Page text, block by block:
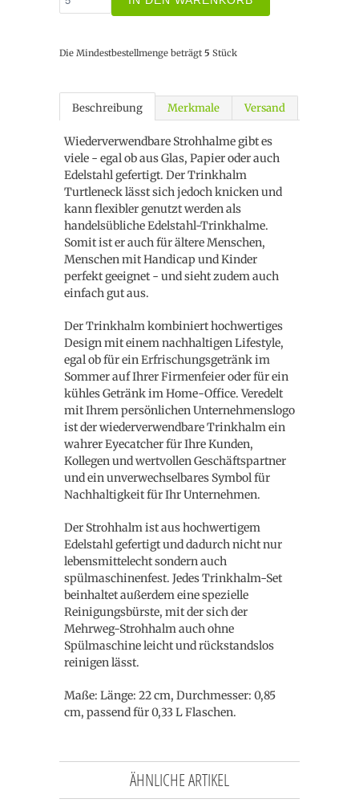
Die Mindestbestellmenge beträgt 5 Stück
Beschreibung Merkmale Versand
Wiederverwendbare Strohhalme gibt es
viele - egal ob aus Glas, Papier oder auch
Edelstahl gefertigt. Der Trinkhalm
Turtleneck lässt sich jedoch knicken und
kann flexibler genutzt werden als
handelsübliche Edelstahl-Trinkhalme.
Somit ist er auch für ältere Menschen,
Menschen mit Handicap und Kinder
perfekt geeignet - und sieht zudem auch
einfach gut aus.
Der Trinkhalm kombiniert hochwertiges
Design mit einem nachhaltigen Lifestyle,
egal ob für ein Erfrischungsgetränk im
Sommer auf Ihrer Firmenfeier oder für ein
kühles Getränk im Home-Office. Veredelt
mit Ihrem persönlichen Unternehmenslogo
ist der wiederverwendbare Trinkhalm ein
wahrer Eyecatcher für Ihre Kunden,
Kollegen und wertvollen Geschäftspartner
und ein unverwechselbares Symbol für
Nachhaltigkeit für Ihr Unternehmen.
Der Strohhalm ist aus hochwertigem
Edelstahl gefertigt und dadurch nicht nur
lebensmittelecht sondern auch
spülmaschinenfest. Jedes Trinkhalm-Set
beinhaltet außerdem eine spezielle
Reinigungsbürste, mit der sich der
Mehrweg-Strohhalm auch ohne
Spülmaschine leicht und rückstandslos
reinigen lässt.
Maße: Länge: 22 cm, Durchmesser: 0,85
cm, passend für 0,33 L Flaschen.
ÄHNLICHE ARTIKEL